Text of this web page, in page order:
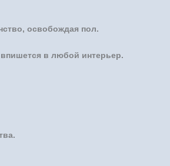
освобождая пол.
в любой интерьер.